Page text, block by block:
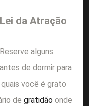
da Atração
alguns
de dormir para
você é grato
de gratidão onde